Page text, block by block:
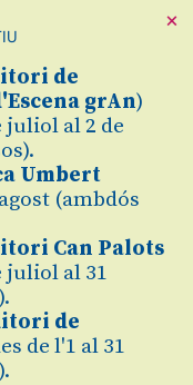
al món en 80 dies. Si
Jules Verne va
Però... i si
d'arreu del
de
grAn)
juliol al 2 de
Umbert
(ambdós
Can Palots
juliol al 31
de
de l'1 al 31
×